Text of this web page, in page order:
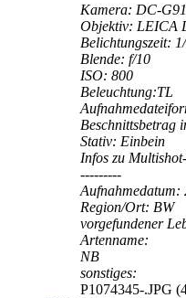
Kamera: DC-G91
Objektiv: LEICA
Belichtungszeit:
Blende: f/10
ISO: 800
Beleuchtung:TL
Beschnittsbetrag
Stativ: Einbein
Infos zu
---------
Aufnahmedatum:
Region/Ort: BW
vorgefundener
Artenname:
NB
sonstiges:
P1074345-.JPG